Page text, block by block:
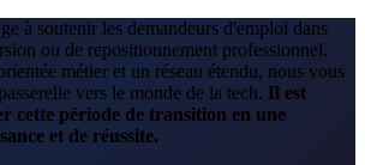
à soutenir les demandeurs d'emploi dans
ou de repositionnement professionnel.
métier et un réseau étendu, nous vous
vers le monde de la tech. Il est
cette période de transition en une
et de réussite.